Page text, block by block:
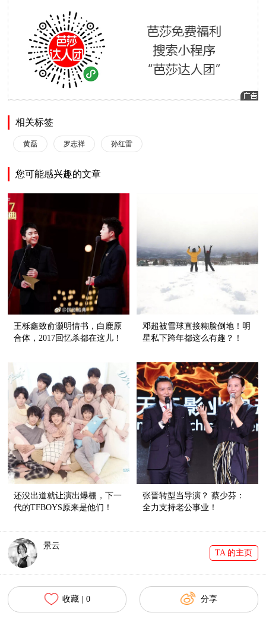
相关标签
黄磊 罗志祥 孙红雷
您可能感兴趣的文章
王栎鑫致俞灏明情书，白鹿原
合体，2017回忆杀都在这儿！
邓超被雪球直接糊脸倒地！明
星私下跨年都这么有趣？！
还没出道就让演出爆棚，下一
代的TFBOYS原来是他们！
张晋转型当导演？ 蔡少芬：
全力支持老公事业！
景云
TA 的主页
收藏 | 0 分享